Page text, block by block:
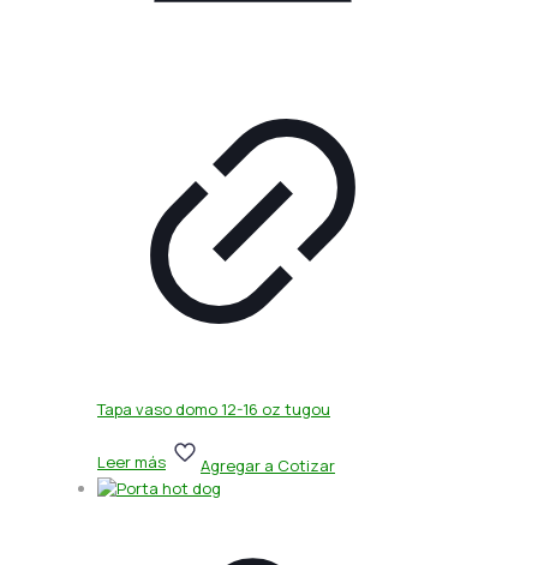
Tapa vaso domo 12-16 oz tugou
Leer más Agregar a Cotizar